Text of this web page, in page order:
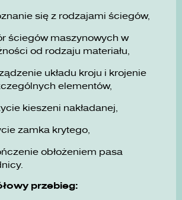
się z rodzajami ściegów,
ściegów maszynowych w
od rodzaju materiału,
układu kroju i krojenie
elementów,
kieszeni nakładanej,
zamka krytego,
obłożeniem pasa
przebieg: